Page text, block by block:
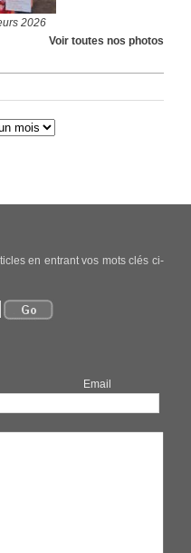
2026
Voir toutes nos photos
en entrant vos mots clés ci-